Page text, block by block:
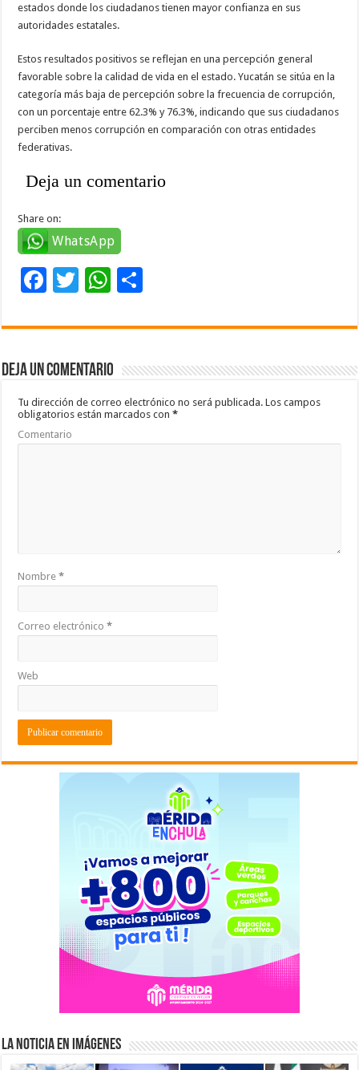
estados donde los ciudadanos tienen mayor confianza en sus
autoridades estatales.
Estos resultados positivos se reflejan en una percepción general
favorable sobre la calidad de vida en el estado. Yucatán se sitúa en la
categoría más baja de percepción sobre la frecuencia de corrupción,
con un porcentaje entre 62.3% y 76.3%, indicando que sus ciudadanos
perciben menos corrupción en comparación con otras entidades
federativas.
Deja un comentario
Share on:
WhatsApp
F
e
b
o
o
k
T
tt
er
W
at
sA
p
p
m
ar
ti
Deja un comentario
Tu dirección de correo electrónico no será publicada. Los campos
obligatorios están marcados con*
Comentario
Nombre*
Correo electrónico*
Web
La Noticia en Imágenes